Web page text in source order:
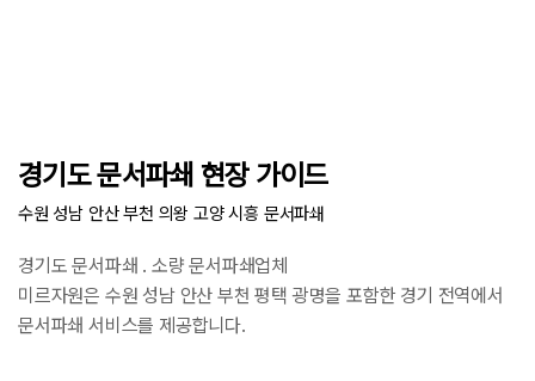
경기도 문서파쇄 현장 가이드
수원 성남 안산 부천 의왕 고양 시흥 문서파쇄
경기도 문서파쇄 . 소량 문서파쇄업체
미르자원은 수원 성남 안산 부천 평택 광명을 포함한 경기 전역에서
문서파쇄 서비스를 제공합니다.